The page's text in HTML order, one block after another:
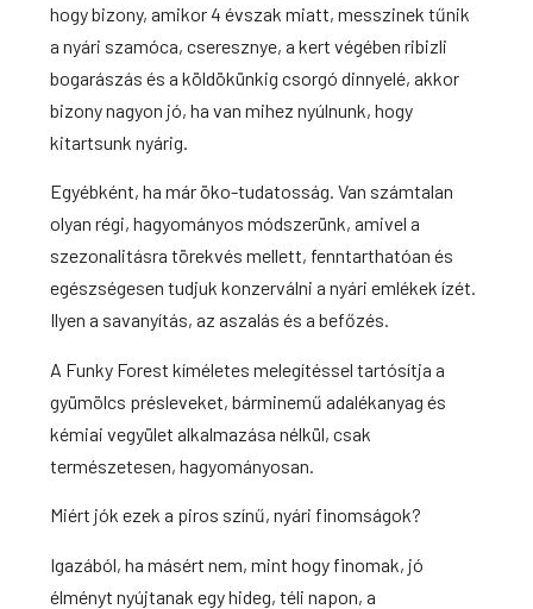
hogy bizony, amikor 4 évszak miatt, messzinek tűnik
a nyári szamóca, cseresznye, a kert végében ribizli
bogarászás és a köldökünkig csorgó dinnyelé, akkor
bizony nagyon jó, ha van mihez nyúlnunk, hogy
kitartsunk nyárig.
Egyébként, ha már öko-tudatosság. Van számtalan
olyan régi, hagyományos módszerünk, amivel a
szezonalitásra törekvés mellett, fenntarthatóan és
egészségesen tudjuk konzerválni a nyári emlékek ízét.
Ilyen a savanyítás, az aszalás és a befőzés.
A Funky Forest kíméletes melegítéssel tartósítja a
gyümölcs présleveket,bárminemű adalékanyag és
kémiai vegyület alkalmazása nélkül, csak
természetesen,hagyományosan.
Miért jók ezek a piros színű, nyári finomságok?
Igazából, ha másért nem, mint hogy finomak, jó
élményt nyújtanak egy hideg, téli napon, a